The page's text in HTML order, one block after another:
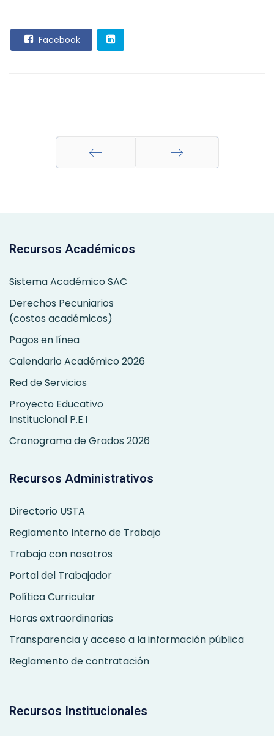
Facebook
Recursos Académicos
Sistema Académico SAC
Derechos Pecuniarios
(costos académicos)
Pagos en línea
Calendario Académico 2026
Red de Servicios
Proyecto Educativo
Institucional P.E.I
Cronograma de Grados 2026
Recursos Administrativos
Directorio USTA
Reglamento Interno de Trabajo
Trabaja con nosotros
Portal del Trabajador
Política Curricular
Horas extraordinarias
Transparencia y acceso a la información pública
Reglamento de contratación
Recursos Institucionales